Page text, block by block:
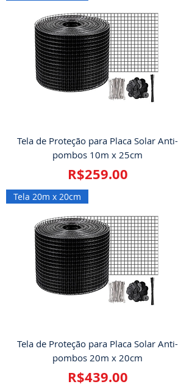
Tela de Proteção para Placa Solar Anti-
pombos 10m x 25cm
Price
R$259.00
Tela 20m x 20cm
Tela de Proteção para Placa Solar Anti-
pombos 20m x 20cm
Price
R$439.00